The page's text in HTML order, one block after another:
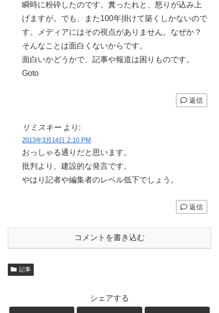
瞬時に粉砕したのです。糞ったれと、怒りが込み上
げますが。でも、また100年掛けて築くしかないので
す。メディアにはその視点がありません。なぜか？
そんなことは面白くないからです。
面白いかどうかで、記事や報道は困りものです。
Goto
返信
リミスキー より:
2013年3月14日 2:10 PM
おっしゃる通りだと思います。
批判より、建設的な発言です。
やはり記者や編集者のレベル低下でしょう。
返信
コメントを書き込む
記事
シェアする